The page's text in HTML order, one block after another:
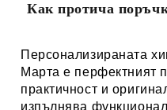
Как протича
Персонализираната
Марта е перфектният
практичност и
изпълнява